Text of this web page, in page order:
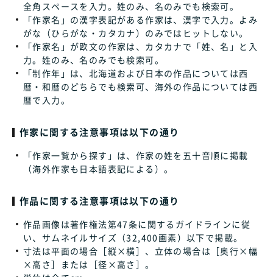
全角スペースを入力。姓のみ、名のみでも検索可。
「作家名」の漢字表記がある作家は、漢字で入力。よみ
がな（ひらがな・カタカナ）のみではヒットしない。
「作家名」が欧文の作家は、カタカナで「姓、名」と入
力。姓のみ、名のみでも検索可。
「制作年」は、北海道および日本の作品については西
暦・和暦のどちらでも検索可、海外の作品については西
暦で入力。
作家に関する注意事項は以下の通り
「作家一覧から探す」は、作家の姓を五十音順に掲載
（海外作家も日本語表記による）。
作品に関する注意事項は以下の通り
作品画像は著作権法第47条に関するガイドラインに従
い、サムネイルサイズ（32,400画素）以下で掲載。
寸法は平面の場合［縦×横］、立体の場合は［奥行×幅
×高さ］または［径×高さ］。